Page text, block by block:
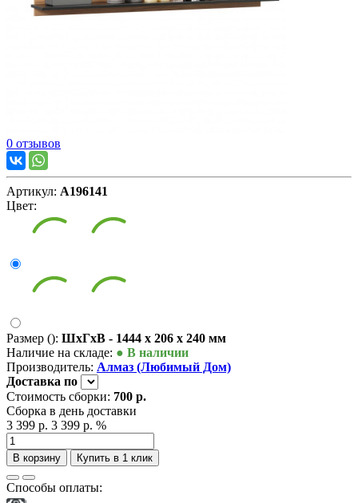
0 отзывов
Артикул: А196141
Цвет:
Размер (): ШxГxВ - 1444 x 206 x 240 мм
Наличие на складе: ● В наличии
Производитель: Алмаз (Любимый Дом)
Доставка по
Стоимость сборки: 700 р.
Сборка в день доставки
3 399 р. 3 399 р. %
В корзину Купить в 1 клик
Способы оплаты: